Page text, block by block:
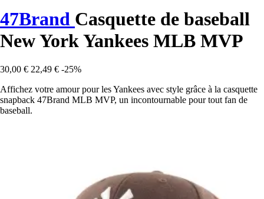
47Brand Casquette de baseball
New York Yankees MLB MVP
30,00 € 22,49 € -25%
Affichez votre amour pour les Yankees avec style grâce à la casquette
snapback 47Brand MLB MVP, un incontournable pour tout fan de
baseball.